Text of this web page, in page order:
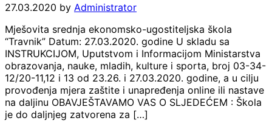
27.03.2020 by Administrator
Mješovita srednja ekonomsko-ugostiteljska škola
“Travnik” Datum: 27.03.2020. godine U skladu sa
INSTRUKCIJOM, Uputstvom i Informacijom Ministarstva
obrazovanja, nauke, mladih, kulture i sporta, broj 03-34-
12/20-11,12 i 13 od 23.26. i 27.03.2020. godine, a u cilju
provođenja mjera zaštite i unapređenja online ili nastave
na daljinu OBAVJEŠTAVAMO VAS O SLJEDEĆEM : Škola
je do daljnjeg zatvorena za […]